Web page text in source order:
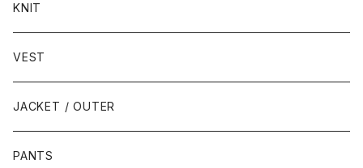
KNIT
VEST
JACKET / OUTER
PANTS